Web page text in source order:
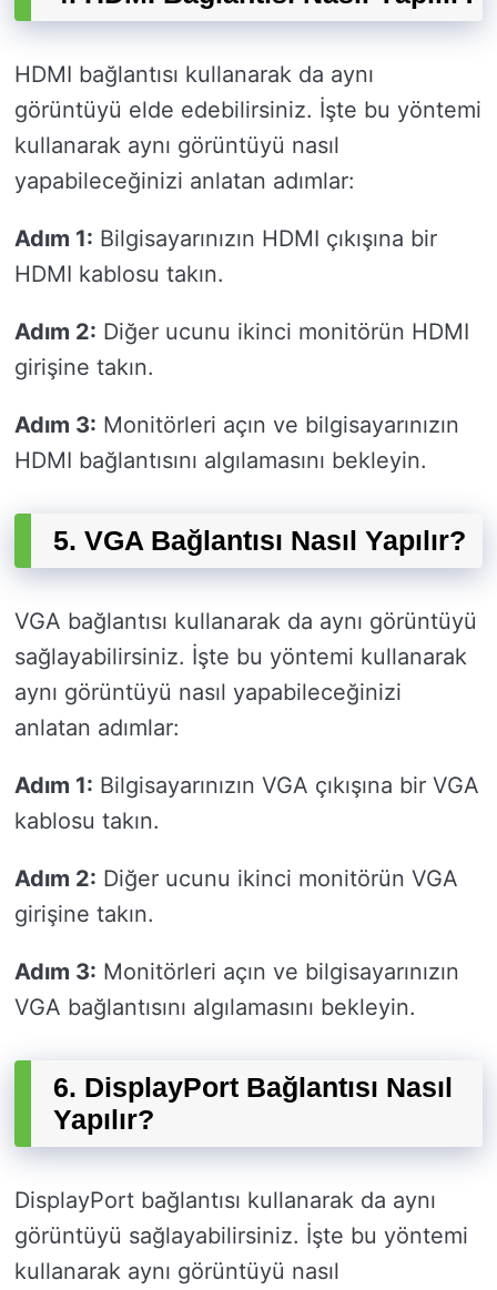
HDMI bağlantısı kullanarak da aynı
görüntüyü elde edebilirsiniz. İşte bu yöntemi
kullanarak aynı görüntüyü nasıl
yapabileceğinizi anlatan adımlar:
Adım 1: Bilgisayarınızın HDMI çıkışına bir
HDMI kablosu takın.
Adım 2: Diğer ucunu ikinci monitörün HDMI
girişine takın.
Adım 3: Monitörleri açın ve bilgisayarınızın
HDMI bağlantısını algılamasını bekleyin.
5. VGA Bağlantısı Nasıl Yapılır?
VGA bağlantısı kullanarak da aynı görüntüyü
sağlayabilirsiniz. İşte bu yöntemi kullanarak
aynı görüntüyü nasıl yapabileceğinizi
anlatan adımlar:
Adım 1: Bilgisayarınızın VGA çıkışına bir VGA
kablosu takın.
Adım 2: Diğer ucunu ikinci monitörün VGA
girişine takın.
Adım 3: Monitörleri açın ve bilgisayarınızın
VGA bağlantısını algılamasını bekleyin.
6. DisplayPort Bağlantısı Nasıl
Yapılır?
DisplayPort bağlantısı kullanarak da aynı
görüntüyü sağlayabilirsiniz. İşte bu yöntemi
kullanarak aynı görüntüyü nasıl